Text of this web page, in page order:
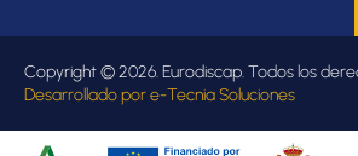
Copyright © 2026. Eurodiscap. Todos los
Desarrollado pore-Tecnia Soluciones